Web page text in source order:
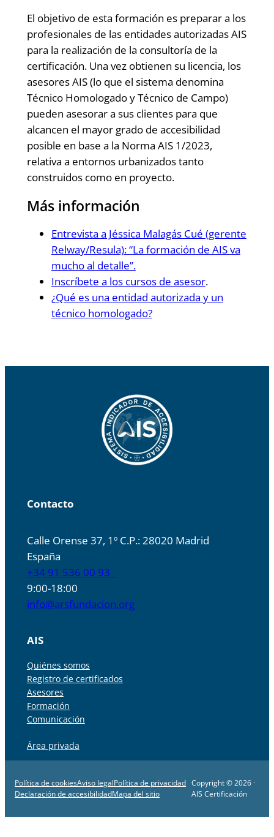
El objetivo de esta formación es preparar a los
profesionales de las entidades autorizadas AIS
para la realización de la consultoría de la
certificación. Una vez obtienen su licencia, los
asesores AIS (lo que el sistema denomina
Técnico Homologado y Técnico de Campo)
pueden asesorar a sus clientes para que
alcancen el mayor grado de accesibilidad
posible en base a la Norma AIS 1/2023,
relativa a entornos urbanizados tanto
construidos como en proyecto.
Más información
Entrevista a Jéssica Malagás Cué (gerente
Relway/Resula): “La formación de AIS va
mucho al detalle”.
Inscríbete a los cursos de asesor.
¿Qué es una entidad autorizada y un
técnico homologado?
Contacto
Calle Orense 37, 1º C.P.: 28020 Madrid
España
+34 91 536 00 93
9:00-18:00
info@arsfundacion.org
AIS
Quiénes somos
Registro de certificados
Asesores
Formación
Comunicación
Área privada
Política de cookiesAviso legalPolítica de privacidad
Declaración de accesibilidadMapa del sitio
Copyright © 2026 ·
AIS Certificación